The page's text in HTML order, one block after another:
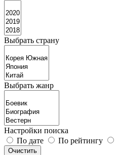
Выбрать страну
Выбрать жанр
Настройки поиска
По дате
По рейтингу